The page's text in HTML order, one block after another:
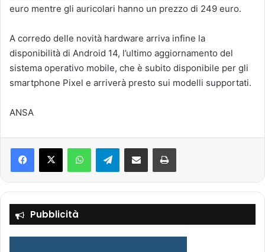
euro mentre gli auricolari hanno un prezzo di 249 euro.
A corredo delle novità hardware arriva infine la
disponibilità di Android 14, l’ultimo aggiornamento del
sistema operativo mobile, che è subito disponibile per gli
smartphone Pixel e arriverà presto sui modelli supportati.
ANSA
Telegram
Pubblicità